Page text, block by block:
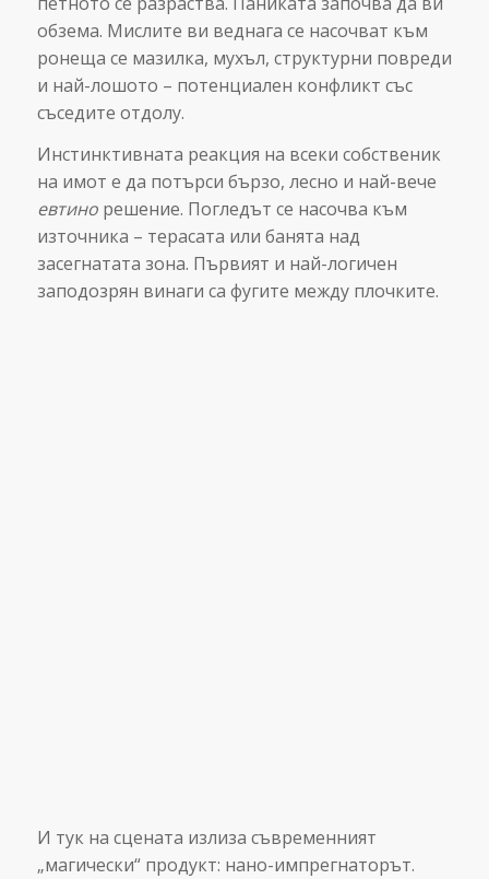
обзема. Мислите ви веднага се насочват към
ронеща се мазилка, мухъл, структурни повреди
и най-лошото – потенциален конфликт със
съседите отдолу.
Инстинктивната реакция на всеки собственик
на имот е да потърси бързо, лесно и най-вече
евтинорешение. Погледът се насочва към
източника – терасата или банята над
засегнатата зона. Първият и най-логичен
заподозрян винаги са фугите между плочките.
И тук на сцената излиза съвременният
„магически“ продукт: нано-импрегнаторът.